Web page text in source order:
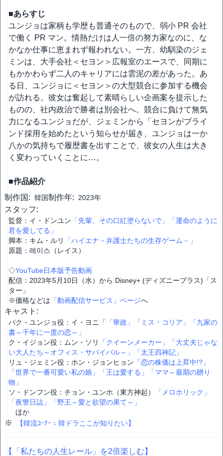
■あらすじ
ユンジョは家柄も学歴も普通そのもので、弱小 PR 会社
で働く PR マン。情熱だけは人一倍の努力家なのに、な
かなか仕事に恵まれず報われない。一方、幼馴染のジェ
ミンは、大手会社＜セヨン＞広報室のエースで、同期に
もかかわらず二人のキャリアには雲泥の差があった。あ
る日、ユンジョに＜セヨン＞の大型競合に参加する機会
が訪れる。彼女は奮起して素晴らしい企画案を提示した
ものの、社内政治で勝者は別会社へ。競合に負けて無気
力になるユンジョだが、ジェミンから「セヨンがブライ
ンド採用を始めたという知らせが届き、ユンジョは一か
八かの気持ちで履歴書を出すことで、彼女の人生は大き
く変わっていくことに…。
■作品紹介
制作国: 韓国制作年: 2023年
スタッフ:
監督：イ・ドンユン 「先輩、その口紅塗らないで」
「運命のように
君を愛してる」
脚本：キム・ルリ
「ハイエナ－弁護士たちの生存ゲーム－」
原題：레이스（レイス）
◇YouTube日本版予告動画
配信：2023年5月10日（水）から Disney+ (ディズニープラス)「ス
ター」
※価格などは 「動画配信サービス」ページへ
キャスト:
パク・ユンジョ役：イ・ヨニ「 「華政」 「ミス・コリア」
「九家の
書～千年に一度の恋～」
ク・イジョン役：ムン・ソリ
「クイーンメーカー」
「大丈夫じゃな
い大人たち～オフィス・サバイバル～」
「太王四神記」
リュ・ジェミン役：ホン・ジョンヒョン 「恋の株価は上昇中!?」
「世界で一番可愛い私の娘」
「王は愛する」
「ママ～最期の贈り
物」
ソ・ドンフン役：チョン・ユンホ（東方神起）
「メロホリック」
「夜警日誌」
「野王～愛と欲望の果て～」
ほか
※ 【韓流ｺｰﾅｰ：韓ドラここが知りたい】
【「私たちの人生レール」を2倍楽しむ】